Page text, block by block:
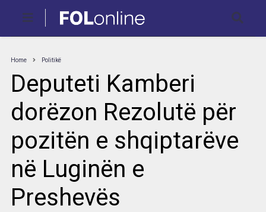
Home Politikë
Deputeti Kamberi
dorëzon Rezolutë për
pozitën e shqiptarëve
në Luginën e
Preshevës